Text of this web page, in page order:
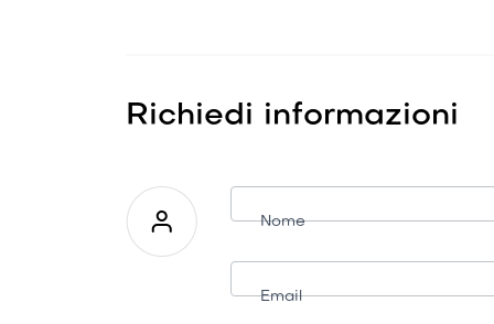
Richiedi informazioni
Richiesta
informazioni
Nome
Email